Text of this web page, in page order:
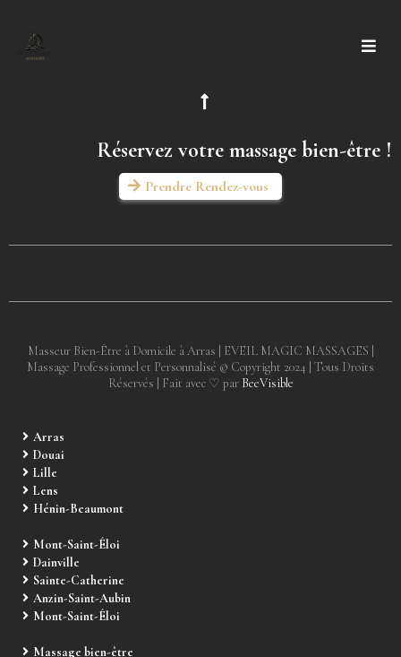
Réservez votre massage bien-être !
Prendre Rendez-vous
Masseur Bien-Être à Domicile à Arras | EVEIL MAGIC MASSAGES |
Massage Professionnel et Personnalisé © Copyright 2024 | Tous Droits
Réservés | Fait avec ♡ par BeeVisible
Arras
Douai
Lille
Lens
Hénin-Beaumont
Mont-Saint-Éloi
Dainville
Sainte-Catherine
Anzin-Saint-Aubin
Mont-Saint-Éloi
Massage bien-être